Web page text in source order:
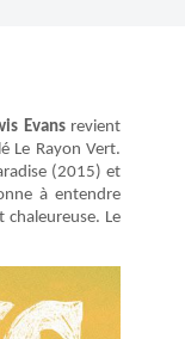
Evansrevient
Le Rayon Vert.
(2015) et
à entendre
chaleureuse. Le